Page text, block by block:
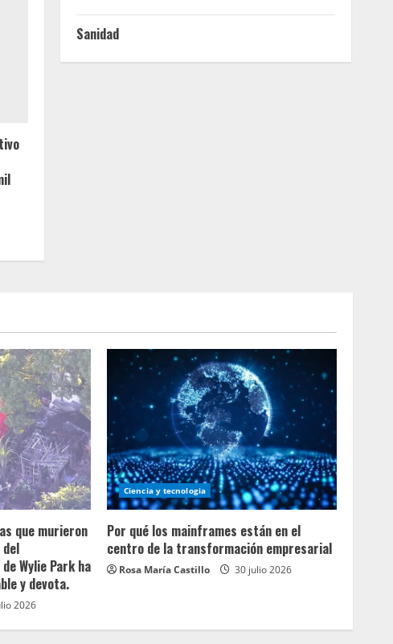
Sanidad
que murieron
Wylie Park ha
y devota.
2026
Ciencia y tecnologia
Por qué los mainframes están en el
centro de la transformación empresarial
Rosa María Castillo 30 julio 2026